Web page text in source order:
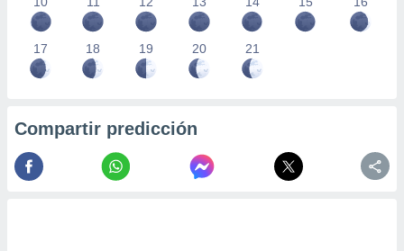
17 18 19 20 21
Compartir predicción